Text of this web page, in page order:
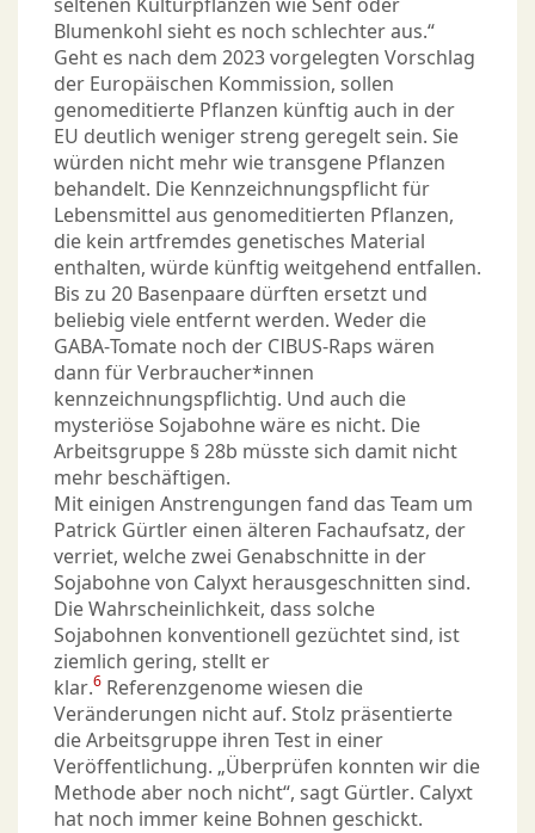
Blumenkohl sieht es noch schlechter aus.“
Geht es nach dem 2023 vorgelegten Vorschlag
der Europäischen Kommission, sollen
genomeditierte Pflanzen künftig auch in der
EU deutlich weniger streng geregelt sein. Sie
würden nicht mehr wie transgene Pflanzen
behandelt. Die Kennzeichnungspflicht für
Lebensmittel aus genomeditierten Pflanzen,
die kein artfremdes genetisches Material
enthalten, würde künftig weitgehend entfallen.
Bis zu 20 Basenpaare dürften ersetzt und
beliebig viele entfernt werden. Weder die
GABA-Tomate noch der CIBUS-Raps wären
dann für Verbraucher*innen
kennzeichnungspflichtig. Und auch die
mysteriöse Sojabohne wäre es nicht. Die
Arbeitsgruppe § 28b müsste sich damit nicht
mehr beschäftigen.
Mit einigen Anstrengungen fand das Team um
Patrick Gürtler einen älteren Fachaufsatz, der
verriet, welche zwei Genabschnitte in der
Sojabohne von Calyxt herausgeschnitten sind.
Die Wahrscheinlichkeit, dass solche
Sojabohnen konventionell gezüchtet sind, ist
ziemlich gering, stellt er
klar.6 Referenzgenome wiesen die
Veränderungen nicht auf. Stolz präsentierte
die Arbeitsgruppe ihren Test in einer
Veröffentlichung. „Überprüfen konnten wir die
Methode aber noch nicht“, sagt Gürtler. Calyxt
hat noch immer keine Bohnen geschickt.